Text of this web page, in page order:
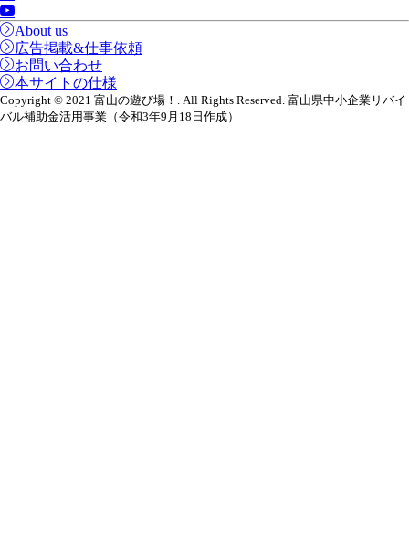
About us
広告掲載&仕事依頼
お問い合わせ
本サイトの仕様
Copyright © 2021 富山の遊び場！. All Rights Reserved. 富山県中小企業リバイ
バル補助金活用事業（令和3年9月18日作成）